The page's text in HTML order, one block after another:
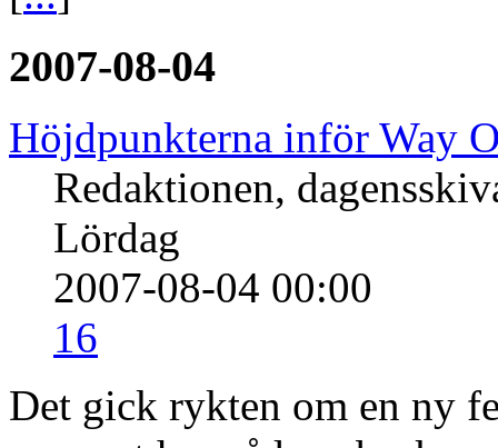
2007-08-04
Höjdpunkterna inför Way
Redaktionen,
Lördag
2007-08-04 00:00
16
Det gick rykten om en ny